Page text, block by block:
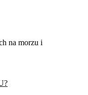
na morzu i